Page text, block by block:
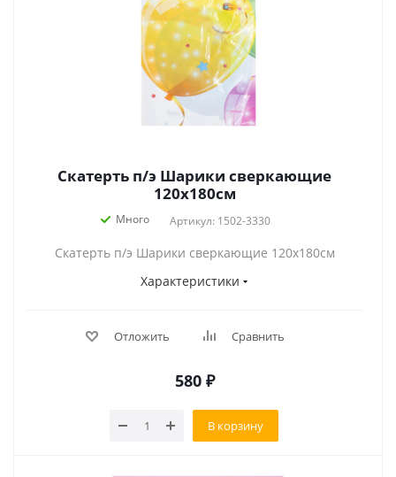
Скатерть п/э Шарики сверкающие
120х180см
Много Артикул: 1502-3330
Скатерть п/э Шарики сверкающие 120х180см
Характеристики
Отложить Сравнить
580 ₽
В корзину